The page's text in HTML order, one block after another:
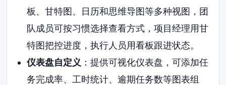
板、甘特图、日历和思维导图等多种视图，团
队成员可按习惯选择查看方式，项目经理用甘
特图把控进度，执行人员用看板跟进状态。
仪表盘自定义 ：提供可视化仪表盘，可添加任
务完成率、工时统计、逾期任务数等图表组